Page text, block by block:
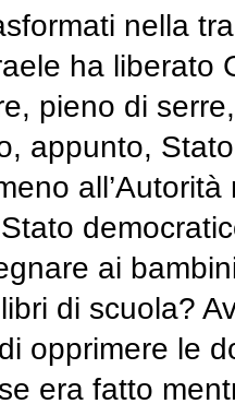
nella
ha liberato
pieno di
appunto,
ai
di scuola?
opprimere le
era fatto